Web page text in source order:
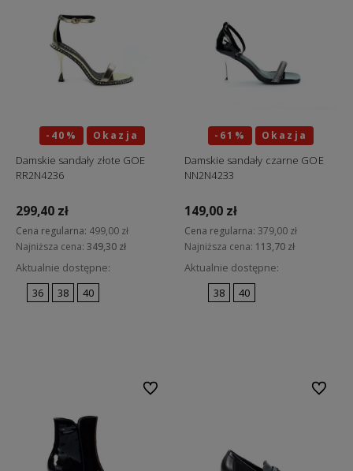
-40% Okazja
Damskie sandały złote GOE
RR2N4236
299,40 zł
Cena regularna: 499,00 zł
Najniższa cena: 349,30 zł
Aktualnie dostępne:
36
38 40
-61% Okazja
Damskie sandały czarne GOE
NN2N4233
149,00 zł
Cena regularna: 379,00 zł
Najniższa cena: 113,70 zł
Aktualnie dostępne:
38
40
Do ulubionych Do